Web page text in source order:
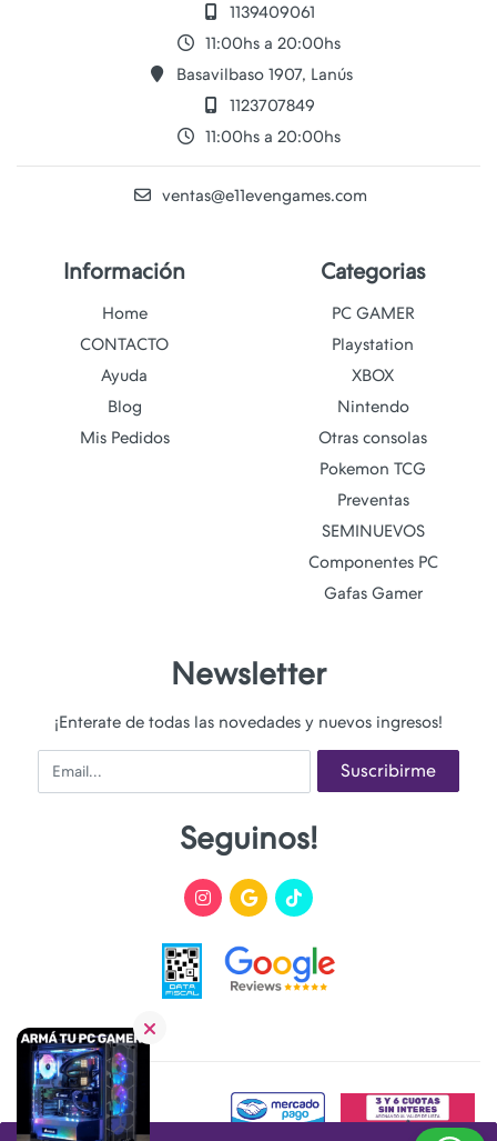
1139409061
11:00hs a 20:00hs
Basavilbaso 1907, Lanús
1123707849
11:00hs a 20:00hs
ventas@e11evengames.com
Información
Home
CONTACTO
Ayuda
Blog
Mis Pedidos
Categorias
PC GAMER
Playstation
XBOX
Nintendo
Otras consolas
Pokemon TCG
Preventas
SEMINUEVOS
Componentes PC
Gafas Gamer
Newsletter
¡Enterate de todas las novedades y nuevos ingresos!
Email Suscribirme
Seguinos!